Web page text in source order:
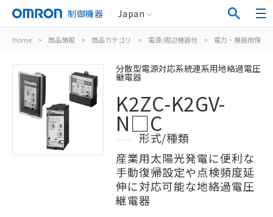
制御機器 Japan
Home > 商品情報 > 商品カテゴリ > 電源/周辺機器他 > 電力・機器用保護
分散型電源対応系統連系用地絡過電圧
継電器
K2ZC-K2GV-
N□C
形式/種類
産業用太陽光発電に便利な
手動復帰設定や点検頻度延
伸に対応可能な地絡過電圧
継電器